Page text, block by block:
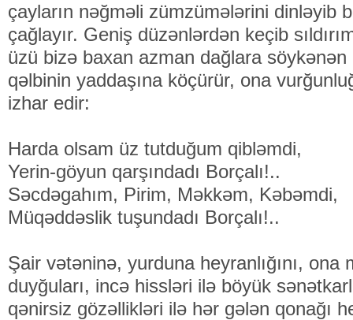
çayların nəğməli zümzümələrini dinləyib
çağlayır. Geniş düzənlərdən keçib
üzü bizə baxan azman dağlara söykənən
qəlbinin yaddaşına köçürür, ona
izhar edir:
Harda olsam üz tutduğum qibləmdi,
Yerin-göyun qarşındadı Borçalı!..
Səcdəgahım, Pirim, Məkkəm, Kəbəmdi,
Müqəddəslik tuşundadı Borçalı!..
Şair vətəninə, yurduna heyranlığını,
duyğuları, incə hissləri ilə böyük
qənirsiz gözəllikləri ilə hər gələn qonağı